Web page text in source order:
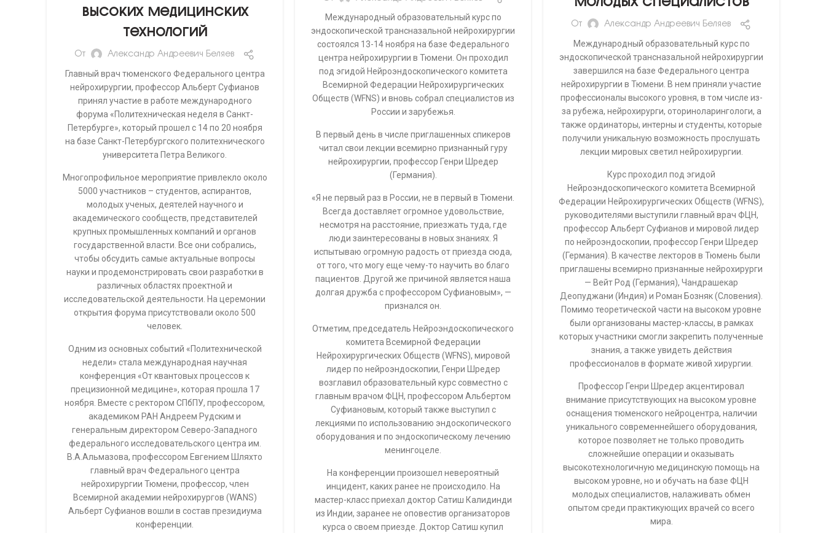
высоких медицинских
технологий
От Александр Андреевич Беляев
Главный врач тюменского Федерального центра
нейрохирургии, профессор Альберт Суфианов
принял участие в работе международного
форума «Политехническая неделя в Санкт-
Петербурге», который прошел с 14 по 20 ноября
на базе Санкт-Петербургского политехнического
университета Петра Великого.
Многопрофильное мероприятие привлекло около
5000 участников – студентов, аспирантов,
молодых ученых, деятелей научного и
академического сообществ, представителей
крупных промышленных компаний и органов
государственной власти. Все они собрались,
чтобы обсудить самые актуальные вопросы
науки и продемонстрировать свои разработки в
различных областях проектной и
исследовательской деятельности. На церемонии
открытия форума присутствовали около 500
человек.
Одним из основных событий «Политехнической
недели» стала международная научная
конференция «От квантовых процессов к
прецизионной медицине», которая прошла 17
ноября. Вместе с ректором СПбПУ, профессором,
академиком РАН Андреем Рудским и
генеральным директором Северо-Западного
федерального исследовательского центра им.
В.А.Альмазова, профессором Евгением Шляхто
главный врач Федерального центра
нейрохирургии Тюмени, профессор, член
Всемирной академии нейрохирургов (WANS)
Альберт Суфианов вошли в состав президиума
конференции.
Международный образовательный курс по
эндоскопической трансназальной нейрохирургии
состоялся 13-14 ноября на базе Федерального
центра нейрохирургии в Тюмени. Он проходил
под эгидой Нейроэндоскопического комитета
Всемирной Федерации Нейрохирургических
Обществ (WFNS) и вновь собрал специалистов из
России и зарубежья.
В первый день в числе приглашенных спикеров
читал свои лекции всемирно признанный гуру
нейрохирургии, профессор Генри Шредер
(Германия).
«Я не первый раз в России, не в первый в Тюмени.
Всегда доставляет огромное удовольствие,
несмотря на расстояние, приезжать туда, где
люди заинтересованы в новых знаниях. Я
испытываю огромную радость от приезда сюда,
от того, что могу еще чему-то научить во благо
пациентов. Другой же причиной является наша
долгая дружба с профессором Суфиановым», —
признался он.
Отметим, председатель Нейроэндоскопического
комитета Всемирной Федерации
Нейрохирургических Обществ (WFNS), мировой
лидер по нейроэндоскопии, Генри Шредер
возглавил образовательный курс совместно с
главным врачом ФЦН, профессором Альбертом
Суфиановым, который также выступил с
лекциями по использованию эндоскопического
оборудования и по эндоскопическому лечению
менингоцеле.
На конференции произошел невероятный
инцидент, каких ранее не происходило. На
мастер-класс приехал доктор Сатиш Калидинди
из Индии, заранее не оповестив организаторов
курса о своем приезде. Доктор Сатиш купил
От Александр Андреевич Беляев
Международный образовательный курс по
эндоскопической трансназальной нейрохирургии
завершился на базе Федерального центра
нейрохирургии в Тюмени. В нем приняли участие
профессионалы высокого уровня, в том числе из-
за рубежа, нейрохирурги, оториноларингологи, а
также ординаторы, интерны и студенты, которые
получили уникальную возможность прослушать
лекции мировых светил нейрохирургии.
Курс проходил под эгидой
Нейроэндоскопического комитета Всемирной
Федерации Нейрохирургических Обществ (WFNS),
руководителями выступили главный врач ФЦН,
профессор Альберт Суфианов и мировой лидер
по нейроэндоскопии, профессор Генри Шредер
(Германия). В качестве лекторов в Тюмень были
приглашены всемирно признанные нейрохирурги
— Вейт Род (Германия), Чандрашекар
Деопуджани (Индия) и Роман Бозняк (Словения).
Помимо теоретической части на высоком уровне
были организованы мастер-классы, в рамках
которых участники смогли закрепить полученные
знания, а также увидеть действия
профессионалов в формате живой хирургии.
Профессор Генри Шредер акцентировал
внимание присутствующих на высоком уровне
оснащения тюменского нейроцентра, наличии
уникального современнейшего оборудования,
которое позволяет не только проводить
сложнейшие операции и оказывать
высокотехнологичную медицинскую помощь на
высоком уровне, но и обучать на базе ФЦН
молодых специалистов, налаживать обмен
опытом среди практикующих врачей со всего
мира.